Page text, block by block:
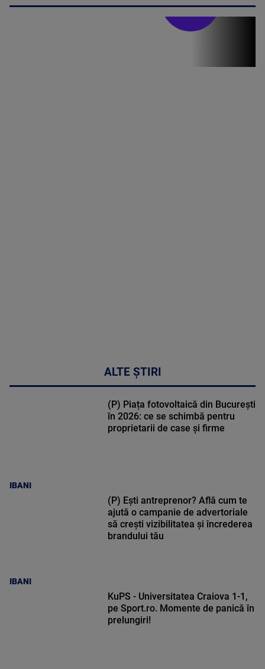
ALTE ȘTIRI
IBANI
(P) Piața fotovoltaică din București
în 2026: ce se schimbă pentru
proprietarii de case și firme
IBANI
(P) Ești antreprenor? Află cum te
ajută o campanie de advertoriale
să crești vizibilitatea și încrederea
brandului tău
KuPS - Universitatea Craiova 1-1,
pe Sport.ro. Momente de panică în
prelungiri!